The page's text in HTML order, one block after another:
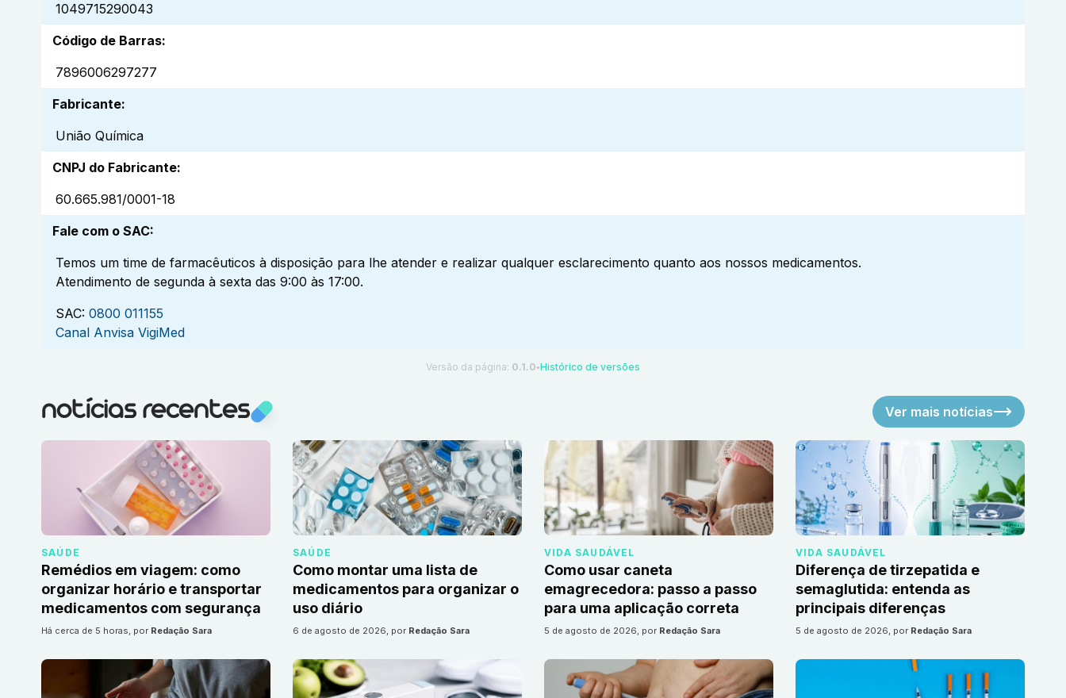
1049715290043
Código de Barras:
7896006297277
Fabricante:
União Química
CNPJ do Fabricante:
60.665.981/0001-18
Fale com o SAC:
Temos um time de farmacêuticos à disposição para lhe atender e realizar qualquer esclarecimento quanto aos nossos medicamentos.
Atendimento de segunda à sexta das 9:00 às 17:00.
SAC: 0800 011155
Canal Anvisa VigiMed
Versão da página: 0.1.0 ●Histórico de versões
notícias recentes Ver mais notícias
SAÚDE
Remédios em viagem: como
organizar horário e transportar
medicamentos com segurança
há cerca de 5 horas, por Redação Sara
SAÚDE
Como montar uma lista de
medicamentos para organizar o
uso diário
6 de agosto de 2026, por Redação Sara
VIDA SAUDÁVEL
Como usar caneta
emagrecedora: passo a passo
para uma aplicação correta
5 de agosto de 2026, por Redação Sara
VIDA SAUDÁVEL
Diferença de tirzepatida e
semaglutida: entenda as
principais diferenças
5 de agosto de 2026, por Redação Sara